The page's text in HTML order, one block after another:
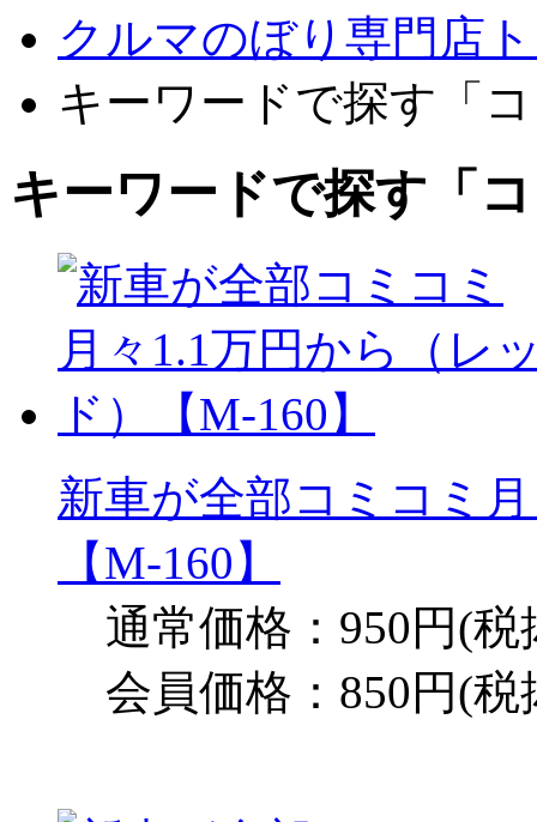
クルマのぼり専門店
キーワードで探す「
キーワードで探す「
新車が全部コミコミ
【M-160】
通常価格：950円(税
会員価格：850円(税